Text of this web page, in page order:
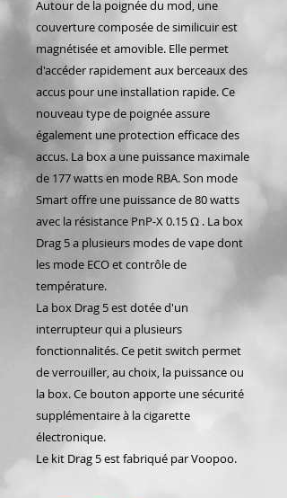
Autour de la poignée du mod, une
couverture composée de similicuir est
magnétisée et amovible. Elle permet
d'accéder rapidement aux berceaux des
accus pour une installation rapide. Ce
nouveau type de poignée assure
également une protection efficace des
accus. La box a une puissance maximale
de 177 watts en mode RBA. Son mode
Smart offre une puissance de 80 watts
avec la résistance PnP-X 0.15 Ω . La box
Drag 5 a plusieurs modes de vape dont
les mode ECO et contrôle de
température.
La box Drag 5 est dotée d'un
interrupteur qui a plusieurs
fonctionnalités. Ce petit switch permet
de verrouiller, au choix, la puissance ou
la box. Ce bouton apporte une sécurité
supplémentaire à la cigarette
électronique.
Le kit Drag 5 est fabriqué par Voopoo.